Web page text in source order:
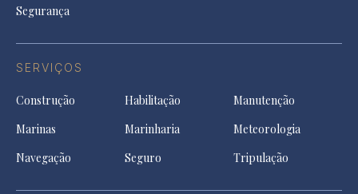
Segurança
SERVIÇOS
Construção Habilitação
Manutenção
Marinas
Marinharia
Meteorologia
Navegação
Seguro Tripulação